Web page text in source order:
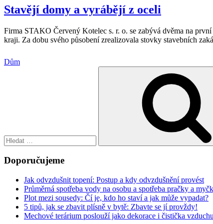
Stavějí domy a vyrábějí z oceli
Firma STAKO Červený Kotelec s. r. o. se zabývá dvěma na
kraji. Za dobu svého působení zrealizovala stovky stavebních
Dům
Doporučujeme
Jak odvzdušnit topení: Postup a kdy odvzdušnění provést
Průměrná spotřeba vody na osobu a spotřeba pračky a
Plot mezi sousedy: Čí je, kdo ho staví a jak může vypadat?
5 tipů, jak se zbavit plísně v bytě: Zbavte se jí provždy!
Mechové terárium poslouží jako dekorace i čistička vzduchu